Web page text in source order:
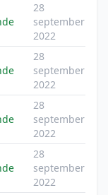
28
september
2022
28
september
2022
28
september
2022
28
september
2022